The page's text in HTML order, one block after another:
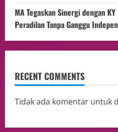
MA Tegaskan Sinergi dengan
Peradilan Tanpa Ganggu
RECENT COMMENTS
Tidak ada komentar untuk